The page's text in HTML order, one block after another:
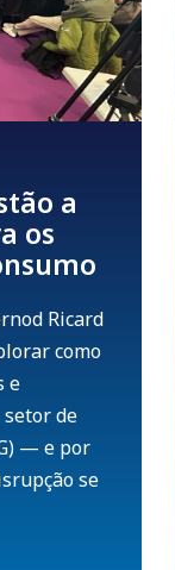
a
os
Ricard
como
e
de
— e por
se